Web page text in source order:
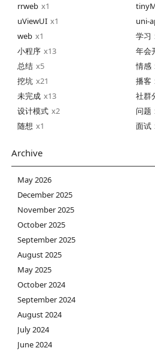
rrweb
1
uViewUI
1 uni-
web
1 学习
小程序
13 年会
总结
5 情感
挖坑
21 播客
未完成
13 社群
设计模式
2 问题
随想
1 面试
Archive
May 2026
December 2025
November 2025
October 2025
September 2025
August 2025
May 2025
October 2024
September 2024
August 2024
July 2024
June 2024